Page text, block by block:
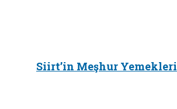
Siirt’in Meşhur Yemekleri